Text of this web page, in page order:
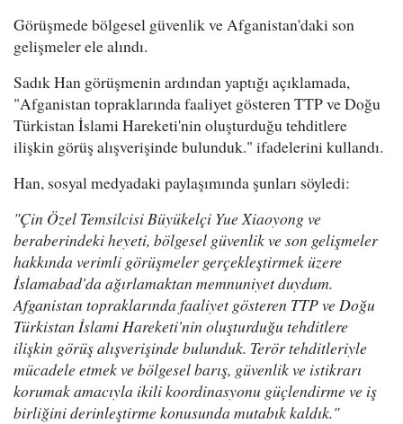
Görüşmede bölgesel güvenlik ve Afganistan'daki son
gelişmeler ele alındı.
Sadık Han görüşmenin ardından yaptığı açıklamada,
"Afganistan topraklarında faaliyet gösteren TTP ve Doğu
Türkistan İslami Hareketi'nin oluşturduğu tehditlere
ilişkin görüş alışverişinde bulunduk." ifadelerini kullandı.
Han, sosyal medyadaki paylaşımında şunları söyledi:
"Çin Özel Temsilcisi Büyükelçi Yue Xiaoyong ve
beraberindeki heyeti, bölgesel güvenlik ve son gelişmeler
hakkında verimli görüşmeler gerçekleştirmek üzere
İslamabad'da ağırlamaktan memnuniyet duydum.
Afganistan topraklarında faaliyet gösteren TTP ve Doğu
Türkistan İslami Hareketi'nin oluşturduğu tehditlere
ilişkin görüş alışverişinde bulunduk. Terör tehditleriyle
mücadele etmek ve bölgesel barış, güvenlik ve istikrarı
korumak amacıyla ikili koordinasyonu güçlendirme ve iş
birliğini derinleştirme konusunda mutabık kaldık."